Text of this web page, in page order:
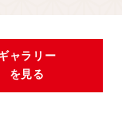
ャラリー
を見る